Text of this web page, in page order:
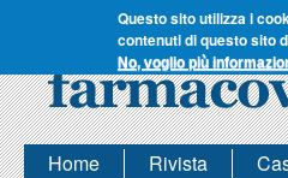
Questo sito utilizza i
contenuti di questo sito
No, voglio più
Home Rivista